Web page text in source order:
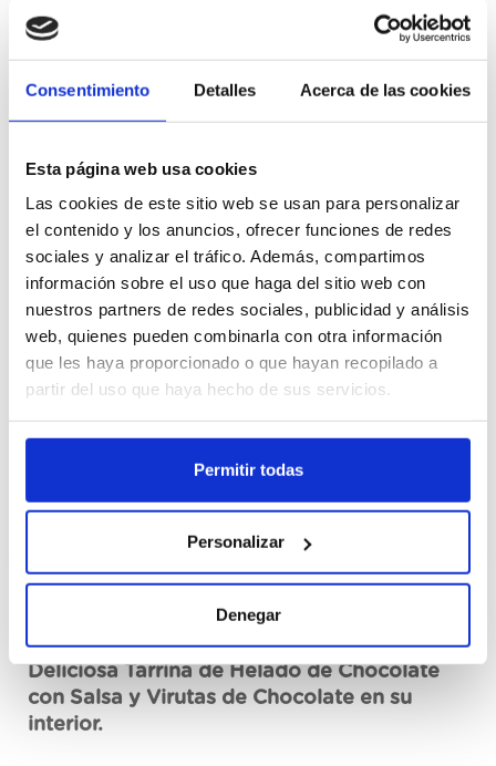
Consentimiento Detalles Acerca de las cookies
Esta página web usa cookies
Las cookies de este sitio web se usan para personalizar
el contenido y los anuncios, ofrecer funciones de redes
sociales y analizar el tráfico. Además, compartimos
información sobre el uso que haga del sitio web con
nuestros partners de redes sociales, publicidad y análisis
web, quienes pueden combinarla con otra información
que les haya proporcionado o que hayan recopilado a
partir del uso que haya hecho de sus servicios.
Permitir todas
Personalizar
Denegar
Tarrina Helado Doble Chocolate Magnum
440ML
31589
Cajas
Mă înregistrez
Vezi fișa tehnică
Deliciosa Tarrina de Helado de Chocolate
con Salsa y Virutas de Chocolate en su
interior.